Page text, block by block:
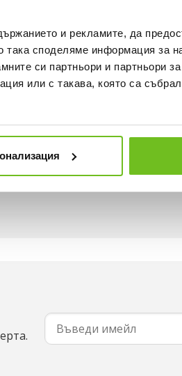
и рекламите, да
споделяме информация за
си партньори и партньори
или с такава, която са
заедно за регулиране на
на въздуха да достига до